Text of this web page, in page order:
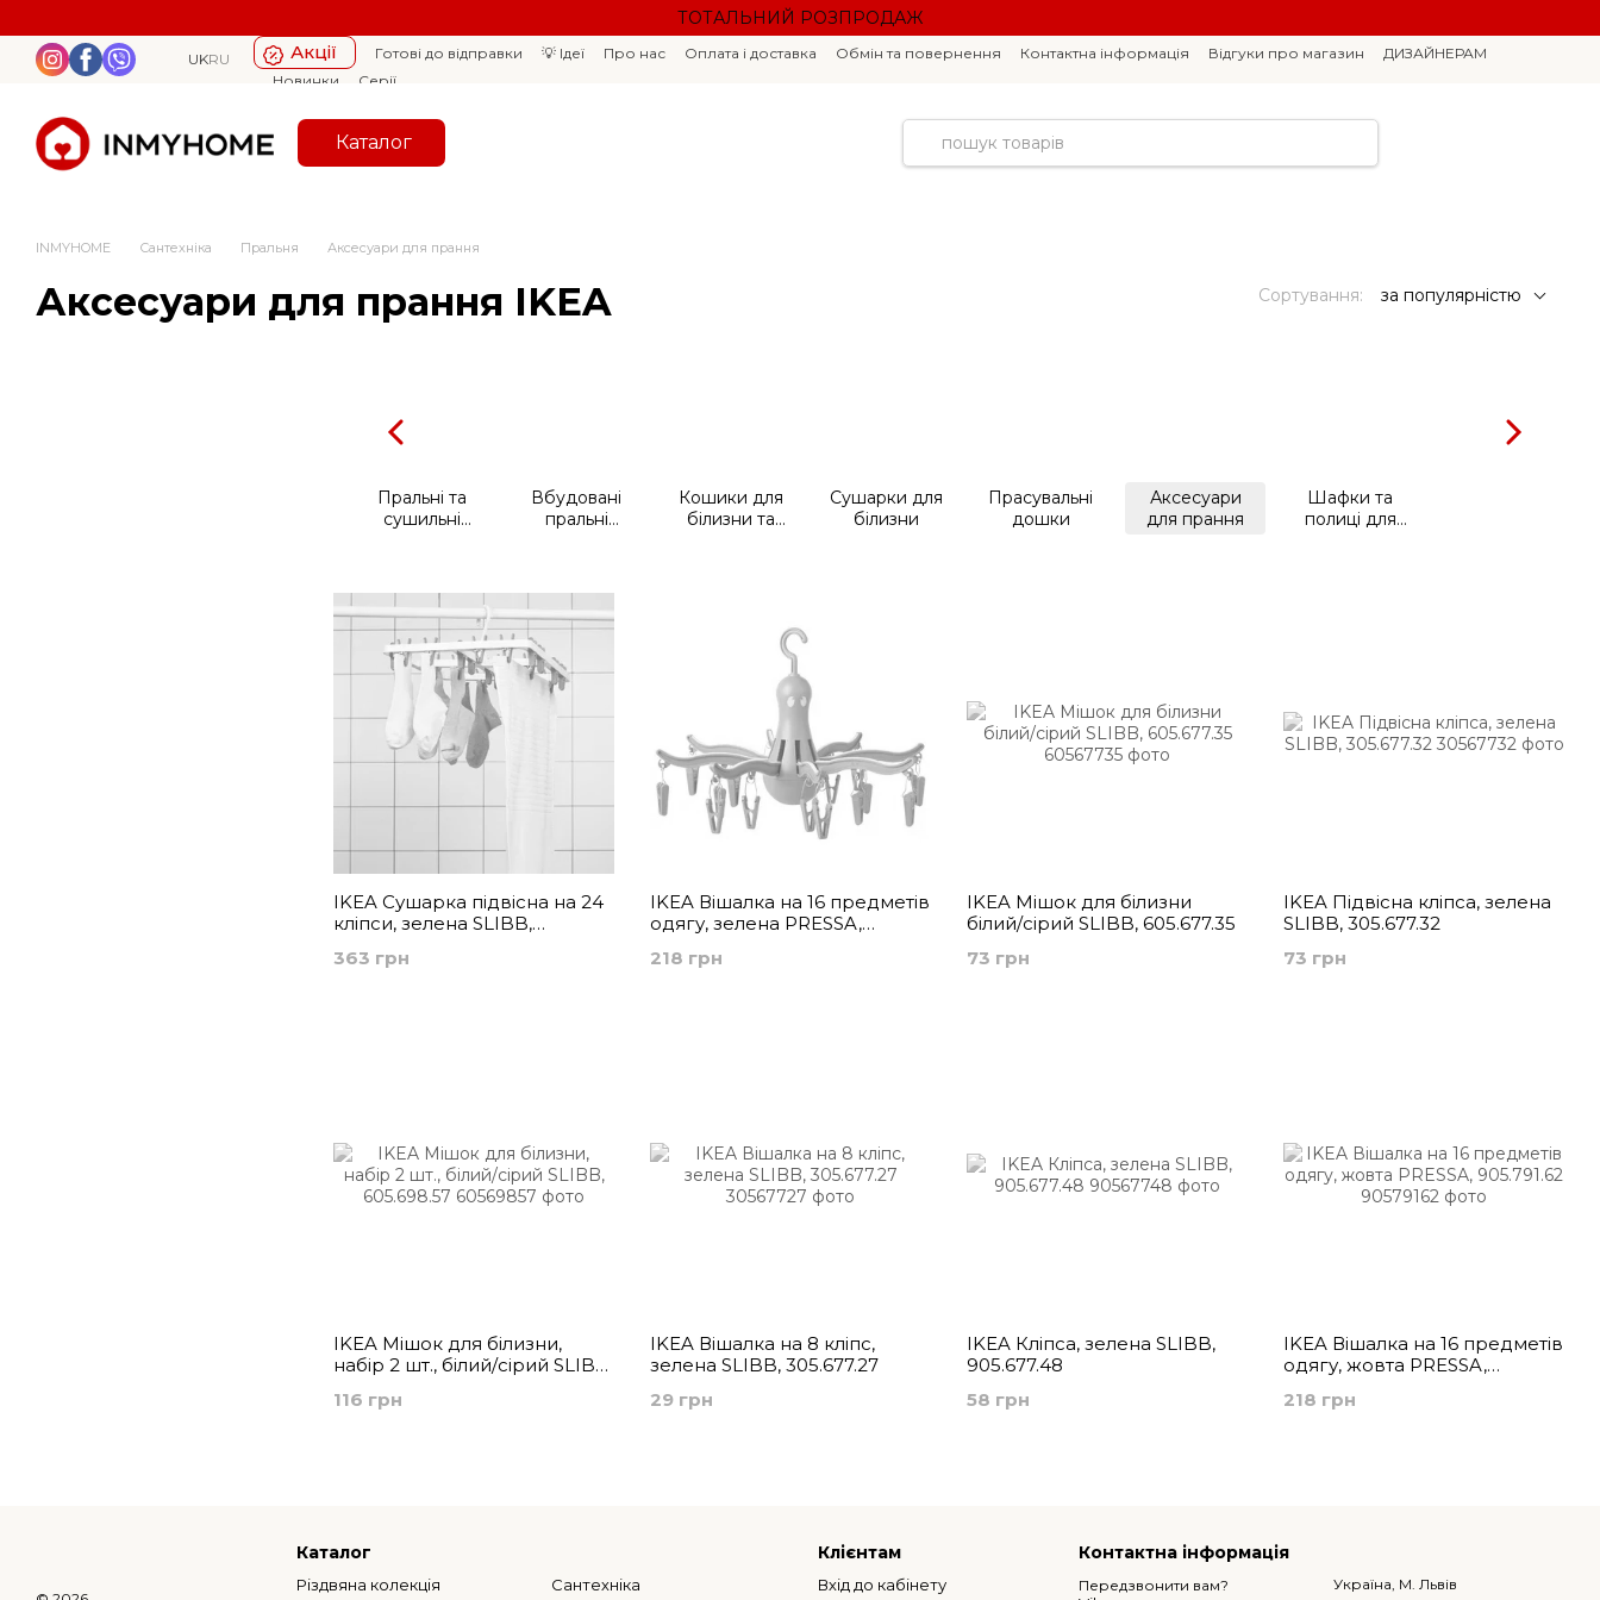
ТОТАЛЬНИЙ РОЗПРОДАЖ
UKRU Акції Готові до відправки 💡 Ідеї Про нас Оплата і доставка Обмін та повернення Контактна інформація Відгуки про магазин
ДИЗАЙНЕРАМ
Новинки
Серії
Каталог
INMYHOME Сантехніка Пральня Аксесуари для прання
Аксесуари для прання IKEA Сортування: за популярністю
Пральні та
сушильні
Вбудовані
пральні
Кошики для
білизни та
Сушарки для
білизни
Прасувальні
дошки
Аксесуари
для прання
Шафки та
полиці для
IKEA Сушарка підвісна на 24
кліпси, зелена SLIBB,
363 грн
IKEA Вішалка на 16 предметів
одягу, зелена PRESSA,
218 грн
IKEA Мішок для білизни
білий/сірий SLIBB, 605.677.35
73 грн
IKEA Підвісна кліпса, зелена
SLIBB, 305.677.32
73 грн
IKEA Мішок для білизни,
набір 2 шт., білий/сірий SLIBB,
116 грн
IKEA Вішалка на 8 кліпс,
зелена SLIBB, 305.677.27
29 грн
IKEA Кліпса, зелена SLIBB,
905.677.48
58 грн
IKEA Вішалка на 16 предметів
одягу, жовта PRESSA,
218 грн
Каталог
Різдвяна колекція Сантехніка
Клієнтам
Вхід до кабінету
Контактна інформація
Передзвонити вам?
Україна, М. Львів